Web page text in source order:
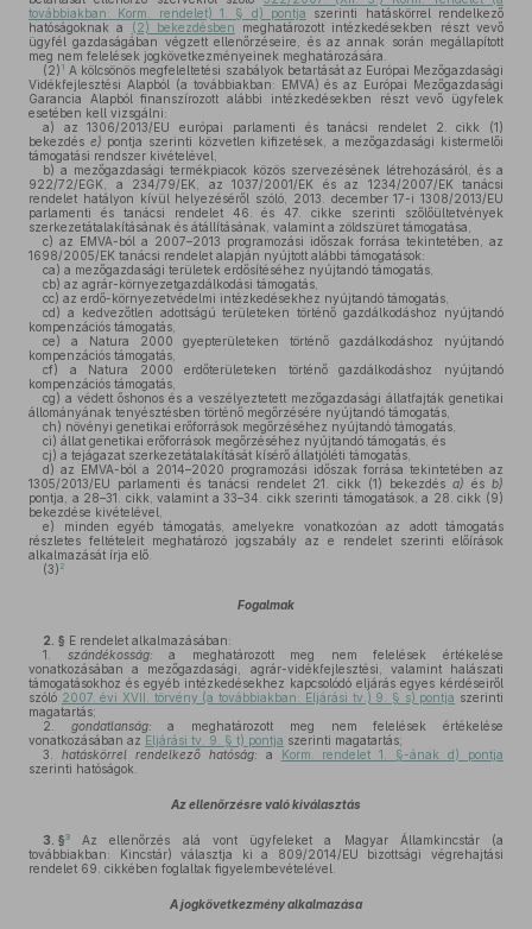
továbbiakban: Korm. rendelet) 1. § d) pontja szerinti hatáskörrel rendelkező
hatóságoknak a
(2) bekezdésben meghatározott intézkedésekben részt vevő
ügyfél gazdaságában végzett ellenőrzéseire, és az annak során megállapított
meg nem felelések jogkövetkezményeinek meghatározására.
(2) 1 A kölcsönös megfeleltetési szabályok betartását az Európai Mezőgazdasági
Vidékfejlesztési Alapból (a továbbiakban: EMVA) és az Európai Mezőgazdasági
Garancia Alapból finanszírozott alábbi intézkedésekben részt vevő ügyfelek
esetében kell vizsgálni:
a) az 1306/2013/EU európai parlamenti és tanácsi rendelet 2. cikk (1)
bekezdés e) pontja szerinti közvetlen kifizetések, a mezőgazdasági kistermelői
támogatási rendszer kivételével,
b) a mezőgazdasági termékpiacok közös szervezésének létrehozásáról, és a
922/72/EGK, a 234/79/EK, az 1037/2001/EK és az 1234/2007/EK tanácsi
rendelet hatályon kívül helyezéséről szóló, 2013. december 17-i 1308/2013/EU
parlamenti és tanácsi rendelet 46. és 47. cikke szerinti szőlőültetvények
szerkezetátalakításának és átállításának, valamint a zöldszüret támogatása,
c) az EMVA-ból a 2007–2013 programozási időszak forrása tekintetében, az
1698/2005/EK tanácsi rendelet alapján nyújtott alábbi támogatások:
ca) a mezőgazdasági területek erdősítéséhez nyújtandó támogatás,
cb) az agrár-környezetgazdálkodási támogatás,
cc) az erdő-környezetvédelmi intézkedésekhez nyújtandó támogatás,
cd) a kedvezőtlen adottságú területeken történő gazdálkodáshoz nyújtandó
kompenzációs támogatás,
ce) a Natura 2000 gyepterületeken történő gazdálkodáshoz nyújtandó
kompenzációs támogatás,
cf) a Natura 2000 erdőterületeken történő gazdálkodáshoz nyújtandó
kompenzációs támogatás,
cg) a védett őshonos és a veszélyeztetett mezőgazdasági állatfajták genetikai
állományának tenyésztésben történő megőrzésére nyújtandó támogatás,
ch) növényi genetikai erőforrások megőrzéséhez nyújtandó támogatás,
ci) állat genetikai erőforrások megőrzéséhez nyújtandó támogatás, és
cj) a tejágazat szerkezetátalakítását kísérő állatjóléti támogatás,
d) az EMVA-ból a 2014–2020 programozási időszak forrása tekintetében az
1305/2013/EU parlamenti és tanácsi rendelet 21. cikk (1) bekezdés a) ésb)
pontja, a 28–31. cikk, valamint a 33–34. cikk szerinti támogatások, a 28. cikk (9)
bekezdése kivételével,
e) minden egyéb támogatás, amelyekre vonatkozóan az adott támogatás
részletes feltételeit meghatározó jogszabály az e rendelet szerinti előírások
alkalmazását írja elő.
(3) 2
Fogalmak
2. § E rendelet alkalmazásában:
1.
szándékosság: a meghatározott meg nem felelések értékelése
vonatkozásában a mezőgazdasági, agrár-vidékfejlesztési, valamint halászati
támogatásokhoz és egyéb intézkedésekhez kapcsolódó eljárás egyes kérdéseiről
szóló 2007. évi XVII. törvény (a továbbiakban: Eljárási tv.) 9. § s) pontja szerinti
magatartás;
2.
gondatlanság: a meghatározott meg nem felelések értékelése
vonatkozásában az Eljárási tv. 9. § t) pontja szerinti magatartás;
3.
hatáskörrel rendelkező hatóság: a
Korm. rendelet 1. §-ának d) pontja
szerinti hatóságok.
Az ellenőrzésre való kiválasztás
3. §3
Az ellenőrzés alá vont ügyfeleket a Magyar Államkincstár (a
továbbiakban: Kincstár) választja ki a 809/2014/EU bizottsági végrehajtási
rendelet 69. cikkében foglaltak figyelembevételével.
A jogkövetkezmény alkalmazása